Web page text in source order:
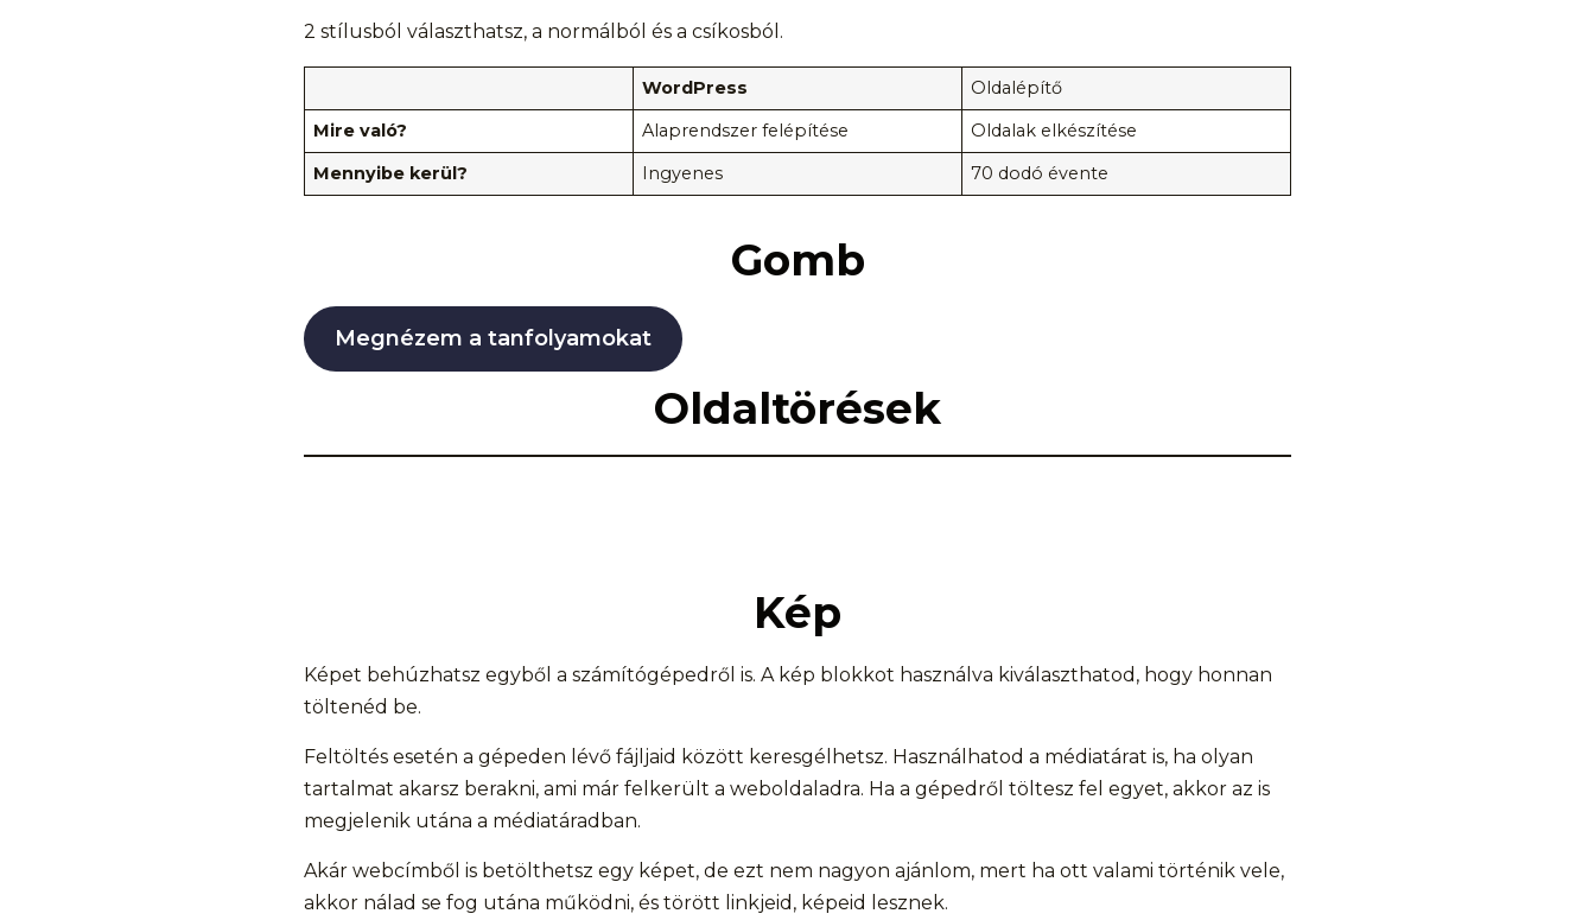
2 stílusból választhatsz, a normálból és a csíkosból.
WordPress
Oldalépítő
Mire való?
Alaprendszer felépítése
Oldalak elkészítése
Mennyibe kerül?
Ingyenes 70 dodó évente
Gomb
Megnézem a tanfolyamokat
Oldaltörések
Kép
Képet behúzhatsz egyből a számítógépedről is. A kép blokkot használva kiválaszthatod, hogy honnan
töltenéd be.
Feltöltés esetén a gépeden lévő fájljaid között keresgélhetsz. Használhatod a médiatárat is, ha olyan
tartalmat akarsz berakni, ami már felkerült a weboldaladra. Ha a gépedről töltesz fel egyet, akkor az is
megjelenik utána a médiatáradban.
Akár webcímből is betölthetsz egy képet, de ezt nem nagyon ajánlom, mert ha ott valami történik vele,
akkor nálad se fog utána működni, és törött linkjeid, képeid lesznek.